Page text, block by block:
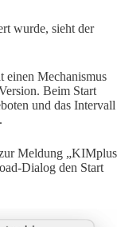
wurde, sieht der
Mechanismus
Beim Start
und das Intervall
Meldung „KIMplus
Dialog den Start